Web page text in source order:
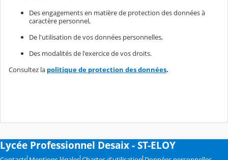
Des engagements en matière de protection des données à
caractère personnel,
De l'utilisation de vos données personnelles,
Des modalités de l'exercice de vos droits.
Consultez la politique de protection des données.
Lycée Professionnel Desaix - ST-ELOY